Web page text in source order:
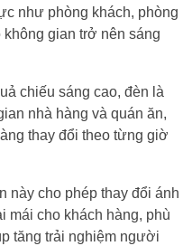
như phòng khách, phòng
gian trở nên sáng
chiếu sáng cao, đèn là
nhà hàng và quán ăn,
thay đổi theo từng giờ
này cho phép thay đổi ánh
mái cho khách hàng, phù
tăng trải nghiệm người